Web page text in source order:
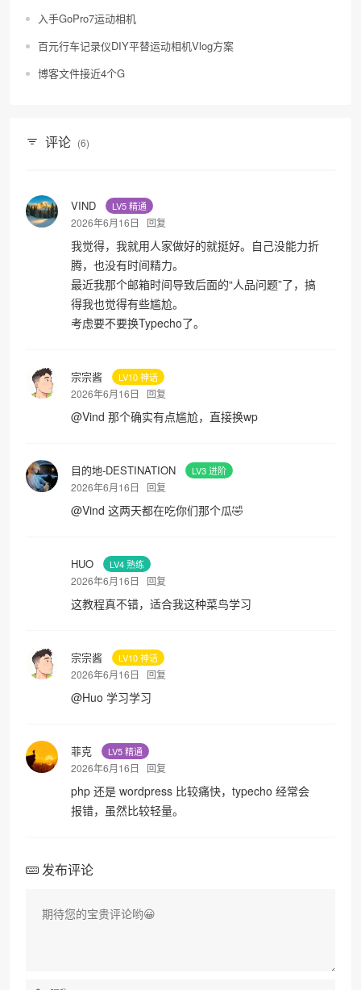
入手GoPro7运动相机
百元行车记录仪DIY平替运动相机Vlog方案
博客文件接近4个G
评论 (6)
VIND LV5 精通
2026年6月16日 回复
我觉得，我就用人家做好的就挺好。自己没能力折
腾，也没有时间精力。
最近我那个邮箱时间导致后面的“人品问题”了，搞
得我也觉得有些尴尬。
考虑要不要换Typecho了。
宗宗酱 LV10 神话
2026年6月16日 回复
@Vind 那个确实有点尴尬，直接换wp
目的地-DESTINATION LV3 进阶
2026年6月16日 回复
@Vind 这两天都在吃你们那个瓜🤣
HUO LV4 熟练
2026年6月16日 回复
这教程真不错，适合我这种菜鸟学习
宗宗酱 LV10 神话
2026年6月16日 回复
@Huo 学习学习
菲克 LV5 精通
2026年6月16日 回复
php 还是 wordpress 比较痛快，typecho 经常会
报错，虽然比较轻量。
发布评论